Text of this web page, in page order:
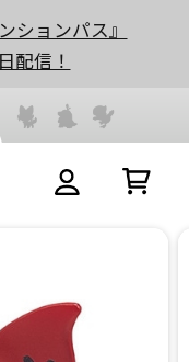
ションパス』
配信！